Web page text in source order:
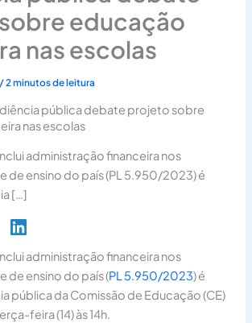
educação
nas escolas
/2 minutos de leitura
pública debate projeto sobre
nas escolas
administração financeira nos
de ensino do país (PL 5.950/2023) é
[…]
administração financeira nos
de ensino do país (PL 5.950/2023) é
pública da Comissão de Educação (CE)
feira (14) às 14h.